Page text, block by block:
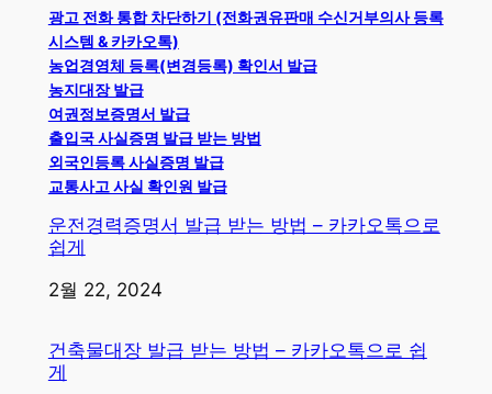
광고 전화 통합 차단하기 (전화권유판매 수신거부의사 등록
시스템 & 카카오톡)
농업경영체 등록(변경등록) 확인서 발급
농지대장 발급
여권정보증명서 발급
출입국 사실증명 발급 받는 방법
외국인등록 사실증명 발급
교통사고 사실 확인원 발급
운전경력증명서 발급 받는 방법 – 카카오톡으로
쉽게
일자
2월 22, 2024
건축물대장 발급 받는 방법 – 카카오톡으로 쉽
게